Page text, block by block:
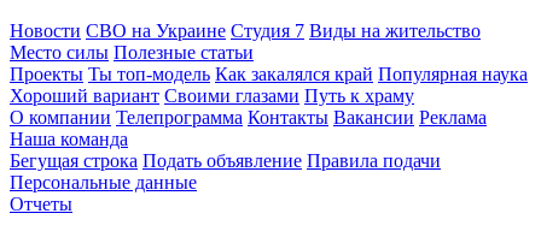
Новости СВО на Украине Студия 7 Виды на жительство
Место силы Полезные статьи
Проекты Ты топ-модель Как закалялся край Популярная наука
Хороший вариант Своими глазами Путь к храму
О компании Телепрограмма Контакты Вакансии Реклама
Наша команда
Бегущая строка Подать объявление Правила подачи
Персональные данные
Отчеты